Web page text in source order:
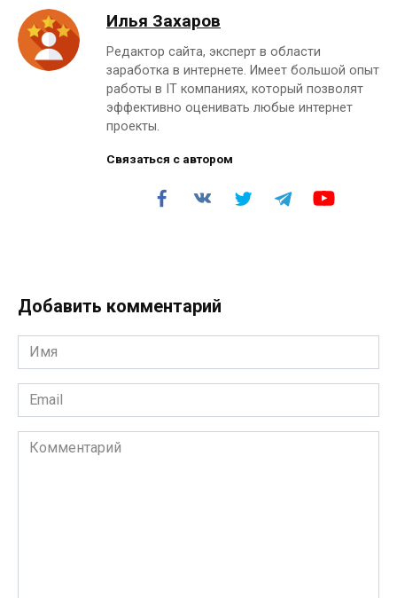
Илья Захаров
Редактор сайта, эксперт в области
заработка в интернете. Имеет большой опыт
работы в IT компаниях, который позволят
эффективно оценивать любые интернет
проекты.
Связаться с автором
Добавить комментарий
Имя
*
Email
*
Комментарий